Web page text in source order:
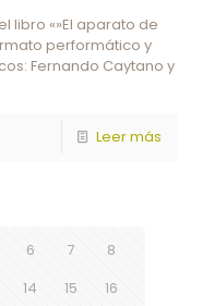
libro «»El aparato de
performático y
Fernando Caytano y
Leer más
6 7
8
14 15
16